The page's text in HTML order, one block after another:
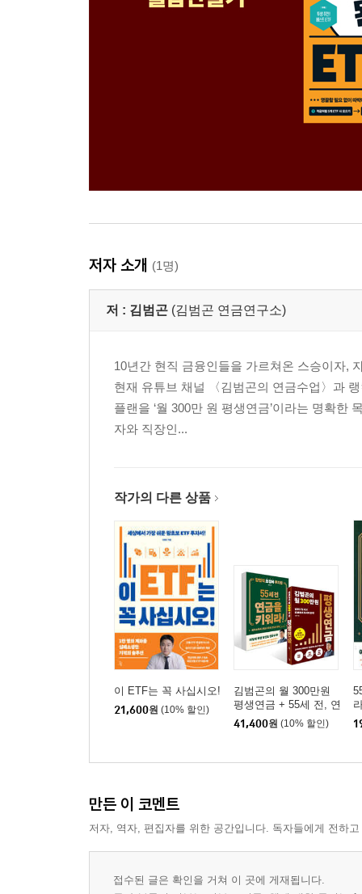
저자 소개 (1명)
저 : 김범곤 (김범곤 연금연구소)
10년간 현직 금융인들을 가르쳐온 스승이자,
현재 유튜브 채널 〈김범곤의 연금수업〉과
플랜을 ‘월 300만 원 평생연금’이라는 명확
자와 직장인...
작가의 다른 상품
이 ETF는 꼭 사십시오!
21,600원 (10% 할인)
김범곤의 월 300만원
평생연금 + 55세 전, 연
금을 키워라! 세트
41,400원 (10% 할인)
만든 이 코멘트
저자, 역자, 편집자를 위한 공간입니다. 독자들에게 전하
접수된 글은 확인을 거쳐 이 곳에 게재됩니다.